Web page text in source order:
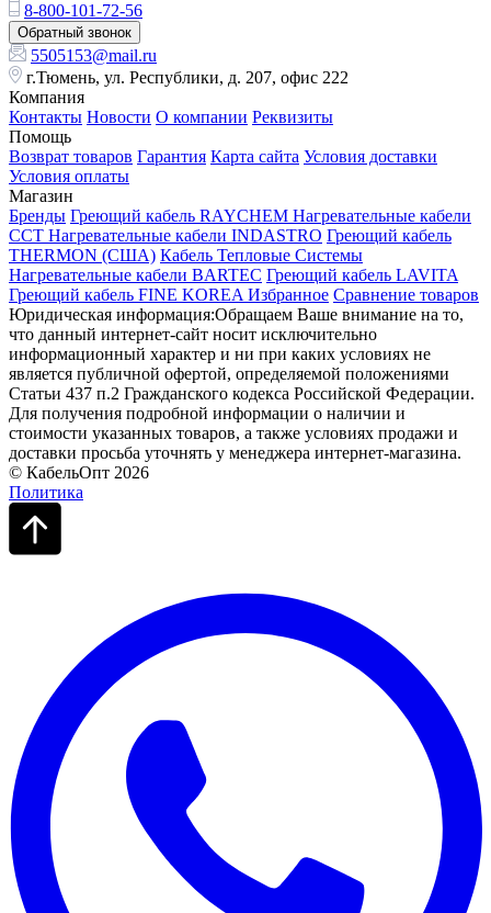
8-800-101-72-56
Обратный звонок
5505153@mail.ru
г.Тюмень, ул. Республики, д. 207, офис 222
Компания
Контакты Новости О компании Реквизиты
Помощь
Возврат товаров Гарантия Карта сайта Условия доставки
Условия оплаты
Магазин
Бренды Греющий кабель RAYCHEM Нагревательные кабели
ССТ Нагревательные кабели INDASTRO Греющий кабель
THERMON (США) Кабель Тепловые Системы
Нагревательные кабели BARTEC Греющий кабель LAVITA
Греющий кабель FINE KOREA Избранное Сравнение товаров
Юридическая информация:Обращаем Ваше внимание на то,
что данный интернет-сайт носит исключительно
информационный характер и ни при каких условиях не
является публичной офертой, определяемой положениями
Статьи 437 п.2 Гражданского кодекса Российской Федерации.
Для получения подробной информации о наличии и
стоимости указанных товаров, а также условиях продажи и
доставки просьба уточнять у менеджера интернет-магазина.
© КабельОпт 2026
Политика